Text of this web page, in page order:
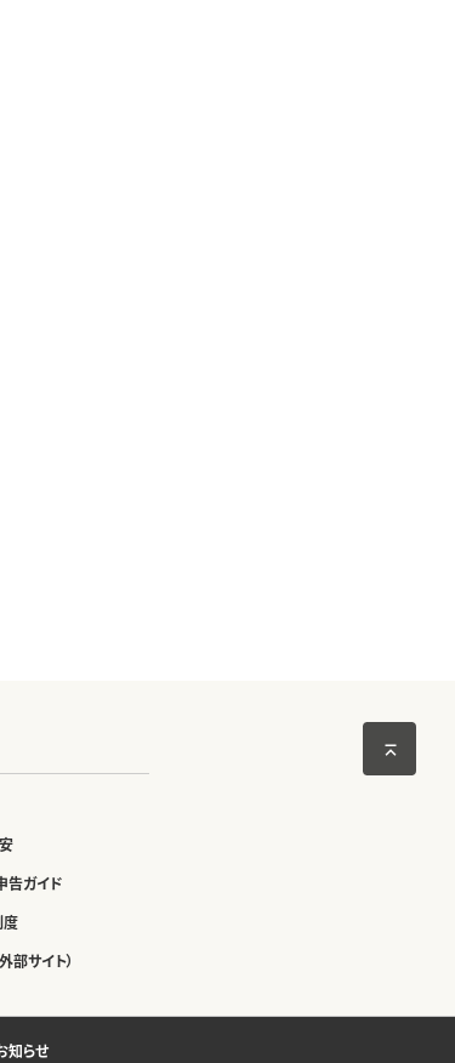
告ガイド
度
部サイト）
知らせ